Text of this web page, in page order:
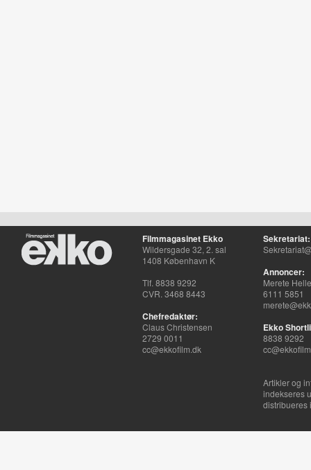
Filmmagasinet Ekko
Wildersgade 32, 2. sal
1408 København K
Tlf. 8838 9292
CVR. 3468 8443
Chefredaktør:
Claus Christensen
2729 0011
cc@ekkofilm.dk
Sekretariat:
Annoncer:
Merete
6111 5851
Ekko
8838 9292
Artikler og
indekseres
distribueres